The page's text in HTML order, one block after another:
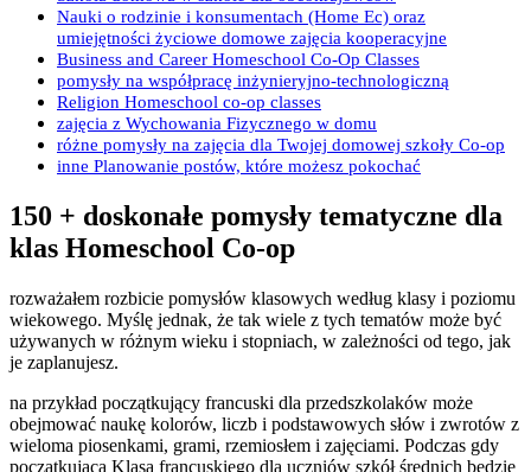
Nauki o rodzinie i konsumentach (Home Ec) oraz
umiejętności życiowe domowe zajęcia kooperacyjne
Business and Career Homeschool Co-Op Classes
pomysły na współpracę inżynieryjno-technologiczną
Religion Homeschool co-op classes
zajęcia z Wychowania Fizycznego w domu
różne pomysły na zajęcia dla Twojej domowej szkoły Co-op
inne Planowanie postów, które możesz pokochać
150 + doskonałe pomysły tematyczne dla
klas Homeschool Co-op
rozważałem rozbicie pomysłów klasowych według klasy i poziomu
wiekowego. Myślę jednak, że tak wiele z tych tematów może być
używanych w różnym wieku i stopniach, w zależności od tego, jak
je zaplanujesz.
na przykład początkujący francuski dla przedszkolaków może
obejmować naukę kolorów, liczb i podstawowych słów i zwrotów z
wieloma piosenkami, grami, rzemiosłem i zajęciami. Podczas gdy
początkująca Klasa francuskiego dla uczniów szkół średnich będzie